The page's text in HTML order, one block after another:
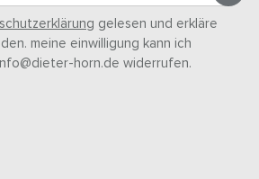
gelesen und erkläre
meine einwilligung kann ich
horn.de widerrufen.